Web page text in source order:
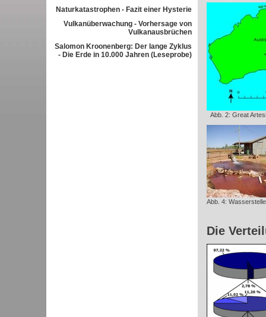
Naturkatastrophen - Fazit einer Hysterie
Vulkanüberwachung - Vorhersage von
Vulkanausbrüchen
Salomon Kroonenberg: Der lange Zyklus
- Die Erde in 10.000 Jahren (Leseprobe)
Abb. 2: Great
Abb. 4:
Die